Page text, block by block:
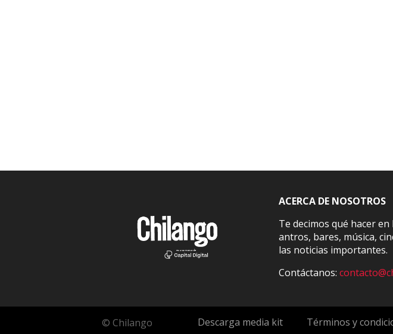
ACERCA DE NOSOTROS
Te decimos qué hacer en
antros, bares, música,
las noticias importantes.
Contáctanos:
© Chilango Descarga media kit Términos y